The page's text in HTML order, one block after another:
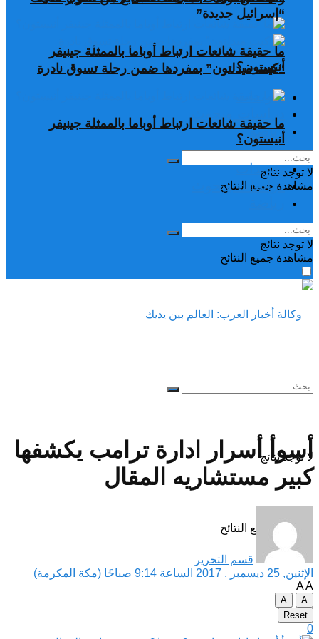
ما حقيقة شائعات ارتباط أوباما بالممثلة جينيفر
أنيستون؟
تغريدات
دراسات وبحوث
رياضة
لا توجد نتائج
مشاهدة جميع النتائح
“إسرائيل جديدة”
“كيت ميدلتون” بمفردها ضمن رحلة تسوق نادرة
ما حقيقة شائعات ارتباط أوباما بالممثلة جينيفر
أنيستون؟
تغريدات
دراسات وبحوث
لا توجد نتائج
مشاهدة جميع النتائح
لا توجد نتائج
مشاهدة جميع النتائح
أسوأ أسرار ادارة ترامب يكشفها
كبير مستشاريه المقال
قسم التحرير
الإثنين, 25 ديسمبر , 2017 الساعة 9:14 صباحًا (مكة المكرمة)
AA
A
A
Reset
0